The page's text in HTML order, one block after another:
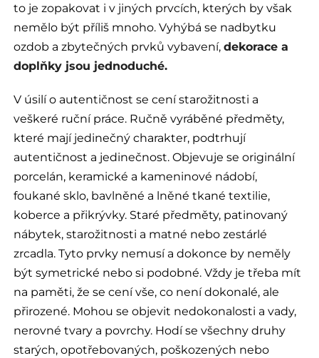
to je zopakovat i v jiných prvcích, kterých by však
nemělo být příliš mnoho. Vyhýbá se nadbytku
ozdob a zbytečných prvků vybavení,dekorace a
doplňky jsou jednoduché.
V úsilí o autentičnost se cení starožitnosti a
veškeré ruční práce. Ručně vyráběné předměty,
které mají jedinečný charakter, podtrhují
autentičnost a jedinečnost. Objevuje se originální
porcelán, keramické a kameninové nádobí,
foukané sklo, bavlněné a lněné tkané textilie,
koberce a přikrývky. Staré předměty, patinovaný
nábytek, starožitnosti a matné nebo zestárlé
zrcadla. Tyto prvky nemusí a dokonce by neměly
být symetrické nebo si podobné. Vždy je třeba mít
na paměti, že se cení vše, co není dokonalé, ale
přirozené. Mohou se objevit nedokonalosti a vady,
nerovné tvary a povrchy. Hodí se všechny druhy
starých, opotřebovaných, poškozených nebo